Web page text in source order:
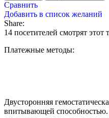
Сравнить
Добавить в список желаний
Share:
14 посетителей смотрят этот
Платежные методы:
Двусторонняя
впитывающей способностью.